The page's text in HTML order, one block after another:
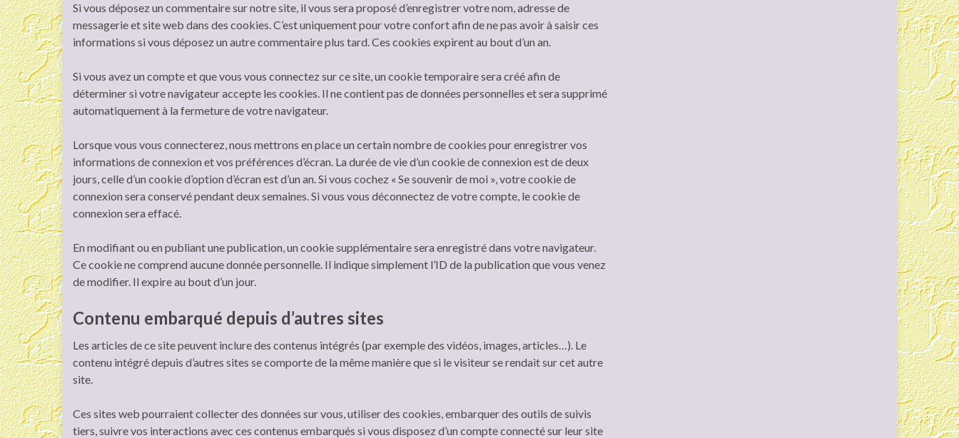
Si vous déposez un commentaire sur notre site, il vous sera proposé d’enregistrer votre nom, adresse de
messagerie et site web dans des cookies. C’est uniquement pour votre confort afin de ne pas avoir à saisir ces
informations si vous déposez un autre commentaire plus tard. Ces cookies expirent au bout d’un an.
Si vous avez un compte et que vous vous connectez sur ce site, un cookie temporaire sera créé afin de
déterminer si votre navigateur accepte les cookies. Il ne contient pas de données personnelles et sera supprimé
automatiquement à la fermeture de votre navigateur.
Lorsque vous vous connecterez, nous mettrons en place un certain nombre de cookies pour enregistrer vos
informations de connexion et vos préférences d’écran. La durée de vie d’un cookie de connexion est de deux
jours, celle d’un cookie d’option d’écran est d’un an. Si vous cochez « Se souvenir de moi », votre cookie de
connexion sera conservé pendant deux semaines. Si vous vous déconnectez de votre compte, le cookie de
connexion sera effacé.
En modifiant ou en publiant une publication, un cookie supplémentaire sera enregistré dans votre navigateur.
Ce cookie ne comprend aucune donnée personnelle. Il indique simplement l’ID de la publication que vous venez
de modifier. Il expire au bout d’un jour.
Contenu embarqué depuis d’autres sites
Les articles de ce site peuvent inclure des contenus intégrés (par exemple des vidéos, images, articles…). Le
contenu intégré depuis d’autres sites se comporte de la même manière que si le visiteur se rendait sur cet autre
site.
Ces sites web pourraient collecter des données sur vous, utiliser des cookies, embarquer des outils de suivis
tiers, suivre vos interactions avec ces contenus embarqués si vous disposez d’un compte connecté sur leur site